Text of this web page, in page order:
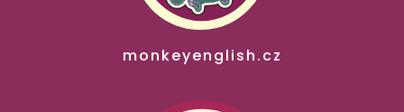
monkeyenglish.cz